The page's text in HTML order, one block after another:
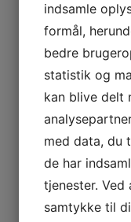
Kontakt
Navn
Telefon*
E-mail *
Hvor
indsamle
formål,
bedre
statistik og
kan blive delt
med data, du
de har
tjenester.
samtykke til